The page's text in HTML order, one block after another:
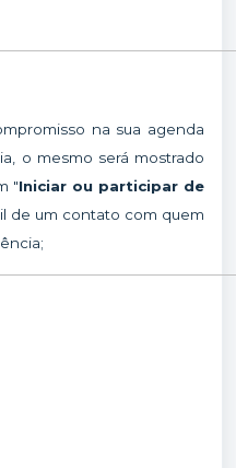
na sua agenda
o mesmo será mostrado
"Iniciar ou participar de
de um contato com quem